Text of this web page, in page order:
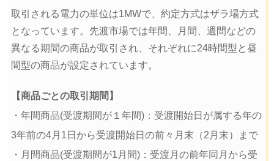
取引される電力の単位は1MWで、約定方式はザラ場方式
となっています。先渡市場では年間、月間、週間などの
異なる期間の商品が取引され、それぞれに24時間型と昼
間型の商品が設定されています。
【商品ごとの取引期間】
・年間商品(受渡期間が１年間)：受渡開始日が属する年の
3年前の4月1日から受渡開始日の前々月末（2月末）まで
・月間商品(受渡期間が1月間)：受渡月の前年同月から受